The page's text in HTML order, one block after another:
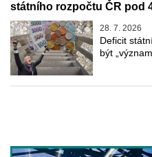
státního rozpočtu ČR pod
28. 7. 2026
Deficit
být